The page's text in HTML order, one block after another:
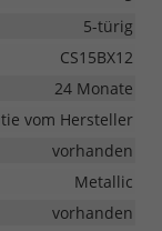
5-türig
CS15BX12
24 Monate
vom Hersteller
vorhanden
Metallic
vorhanden